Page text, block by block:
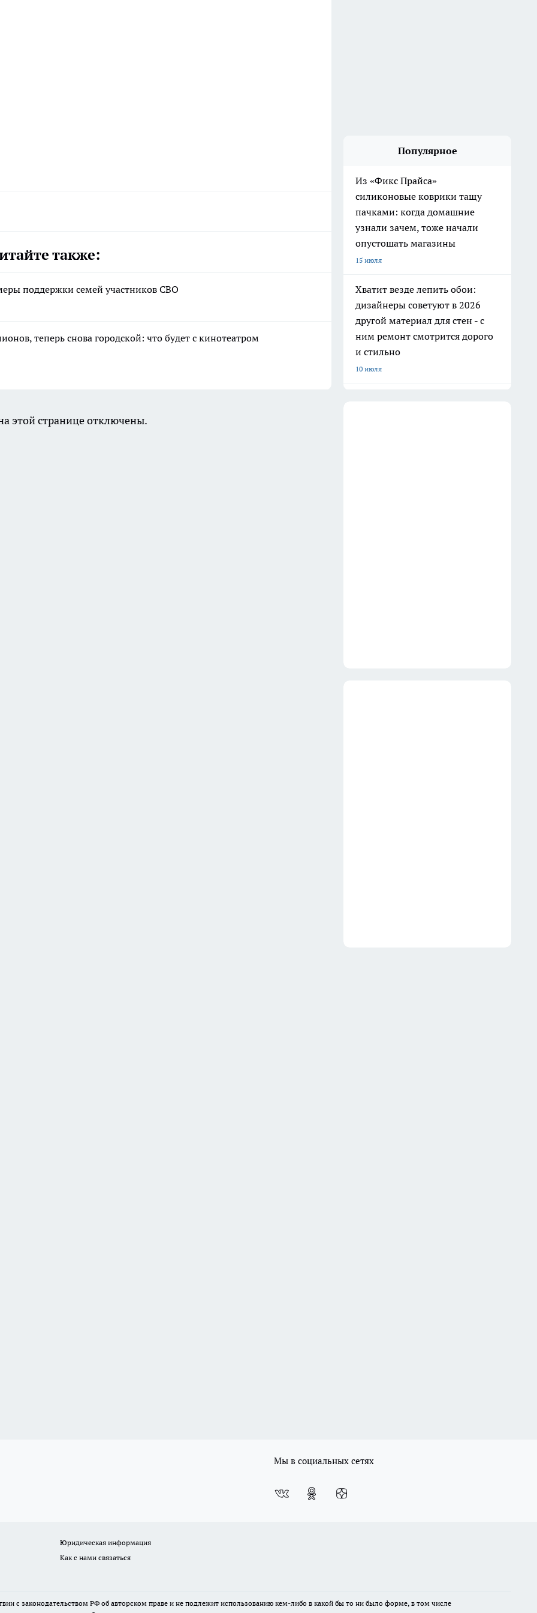
также:
поддержки семей участников СВО
теперь снова городской: что будет с кинотеатром
Популярное
Из «Фикс Прайса»
силиконовые коврики тащу
пачками: когда домашние
узнали зачем, тоже начали
опустошать магазины
15 июля
Хватит везде лепить обои:
дизайнеры советуют в 2026
другой материал для стен - с
ним ремонт смотрится дорого
и стильно
10 июля
этой странице отключены.
Мы в социальных сетях
Юридическая информация
Как с нами связаться
с законодательством РФ об авторском праве и не подлежит использованию кем-либо в какой бы то ни было форме, в том числе